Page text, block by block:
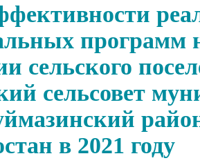
программ
сельского
сельсовет
в 2021 году